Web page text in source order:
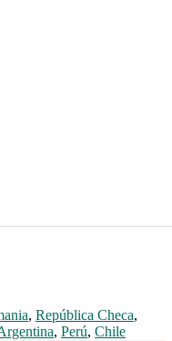
, República Checa,
, Perú, Chile